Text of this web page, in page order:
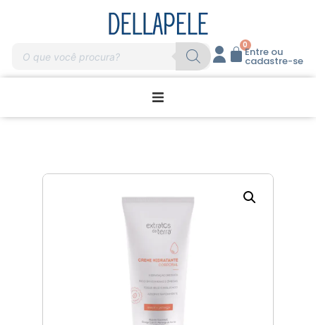
0
Entre ou
cadastre-se